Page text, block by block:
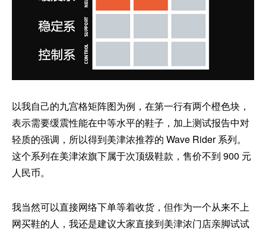
以我自己的九宫格矩阵图为例，在第一行有两个橙色块，
表示需要缓震性能在中等水平的鞋子，加上测试报告中对
轻质的强调，所以得到美津浓推荐的 Wave Rider 系列。
这个系列在美津浓旗下属于次顶级鞋款，售价不到 900 元
人民币。
我当然可以直接网络下单等着收货，但作为一个从来不上
网买鞋的人，我还是建议大家直接到美津浓门店亲脚试试